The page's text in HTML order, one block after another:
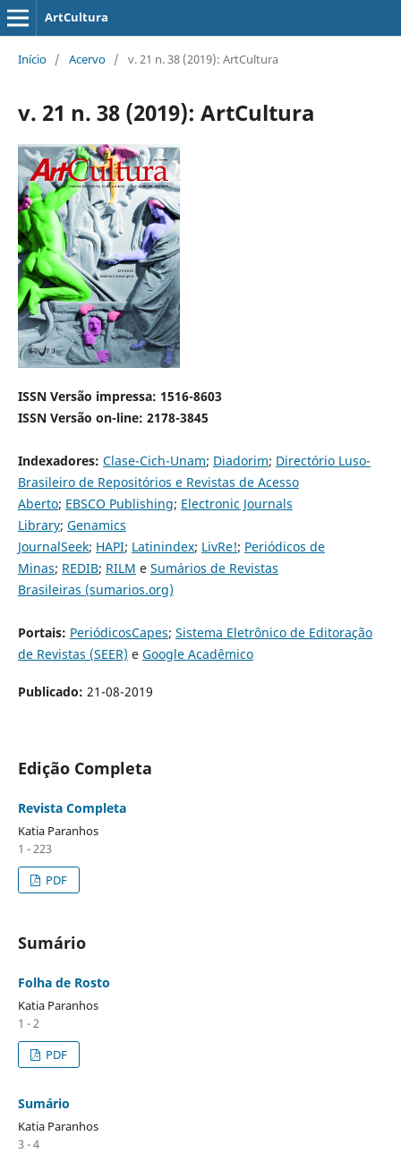
ArtCultura
Início / Acervo / v. 21 n. 38 (2019): ArtCultura
v. 21 n. 38 (2019): ArtCultura
ISSN Versão impressa: 1516-8603
ISSN Versão on-line: 2178-3845
Indexadores: Clase-Cich-Unam; Diadorim; Directório Luso-
Brasileiro de Repositórios e Revistas de Acesso
Aberto; EBSCO Publishing; Electronic Journals
Library; Genamics
JournalSeek; HAPI; Latinindex; LivRe!; Periódicos de
Minas; REDIB; RILM e Sumários de Revistas
Brasileiras (sumarios.org)
Portais: PeriódicosCapes; Sistema Eletrônico de Editoração
de Revistas (SEER) e Google Acadêmico
Publicado: 21-08-2019
Edição Completa
Revista Completa
Katia Paranhos
1 - 223
PDF
Sumário
Folha de Rosto
Katia Paranhos
1 - 2
PDF
Sumário
Katia Paranhos
3 - 4